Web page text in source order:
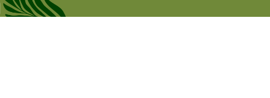
новости Личный кабинет